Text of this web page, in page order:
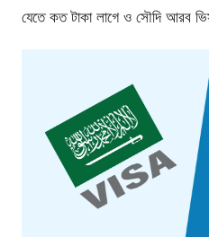
যেতে কত টাকা লাগে ও সৌদি আরব